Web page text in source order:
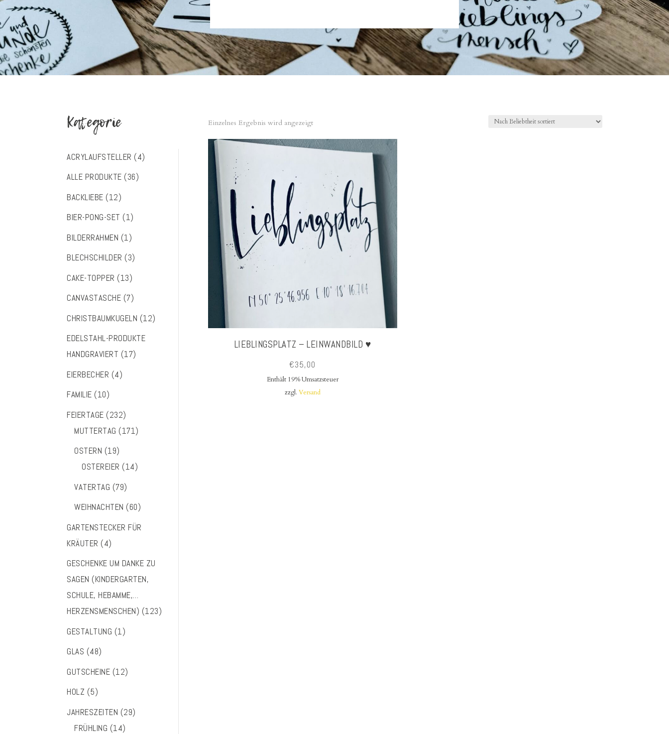
Kategorie
ACRYLAUFSTELLER (4)
ALLE PRODUKTE (36)
BACKLIEBE (12)
BIER-PONG-SET (1)
BILDERRAHMEN (1)
BLECHSCHILDER (3)
CAKE-TOPPER (13)
CANVASTASCHE (7)
CHRISTBAUMKUGELN (12)
EDELSTAHL-PRODUKTE
HANDGRAVIERT (17)
EIERBECHER (4)
FAMILIE (10)
FEIERTAGE (232)
MUTTERTAG (171)
OSTERN (19)
OSTEREIER (14)
VATERTAG (79)
WEIHNACHTEN (60)
GARTENSTECKER FÜR
KRÄUTER (4)
GESCHENKE UM DANKE ZU
SAGEN (KINDERGARTEN,
SCHULE, HEBAMME,…
HERZENSMENSCHEN) (123)
GESTALTUNG (1)
GLAS (48)
GUTSCHEINE (12)
HOLZ (5)
JAHRESZEITEN (29)
FRÜHLING (14)
Einzelnes Ergebnis wird angezeigt
LIEBLINGSPLATZ – LEINWANDBILD ♥
€35,00
Enthält 19% Umsatzsteuer
zzgl. Versand